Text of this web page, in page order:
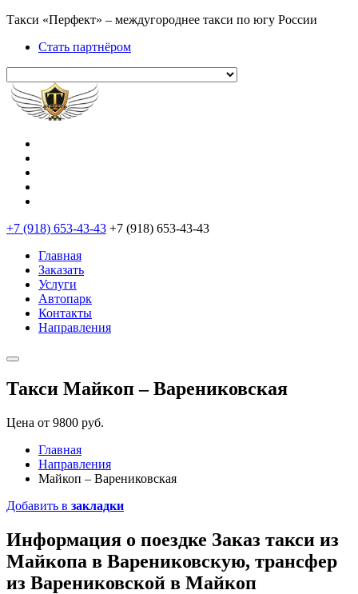
Такси «Перфект» – междугороднее такси по югу России
Стать партнёром
+7 (918) 653-43-43 +7 (918) 653-43-43
Главная
Заказать
Услуги
Автопарк
Контакты
Направления
Такси Майкоп – Варениковская
Цена от 9800 руб.
Главная
Направления
Майкоп – Варениковская
Добавить в закладки
Информация о поездке Заказ такси из
Майкопа в Варениковскую, трансфер
из Варениковской в Майкоп